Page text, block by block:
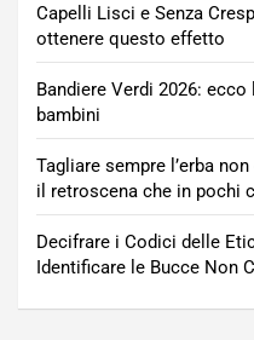
Capelli Lisci e Senza
ottenere questo effetto
Bandiere Verdi 2026:
bambini
Tagliare sempre l’erba
il retroscena che in pochi
Decifrare i Codici delle
Identificare le Bucce Non